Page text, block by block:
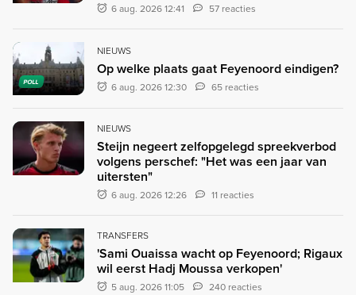
6 aug. 2026 12:41 57 reacties
POLL
NIEUWS
Op welke plaats gaat Feyenoord eindigen?
6 aug. 2026 12:30 65 reacties
NIEUWS
Steijn negeert zelfopgelegd spreekverbod
volgens perschef: "Het was een jaar van
uitersten"
6 aug. 2026 12:26 11 reacties
TRANSFERS
'Sami Ouaissa wacht op Feyenoord; Rigaux
wil eerst Hadj Moussa verkopen'
5 aug. 2026 11:05 240 reacties